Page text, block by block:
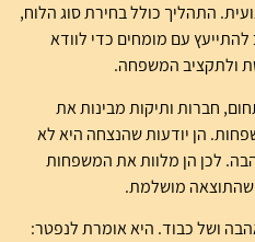
התהליך כולל בחירת סוג הלוח,
עם מומחים כדי לוודא
ולתקציב המשפחה.
למעלה מ-55 שנה בתחום, חברות ותיקות מבינות את
הן יודעות שהנצחה היא לא
לכן הן מלוות את המשפחות
שהתוצאה מושלמת.
ושל כבוד. היא אומרת לנפטר: